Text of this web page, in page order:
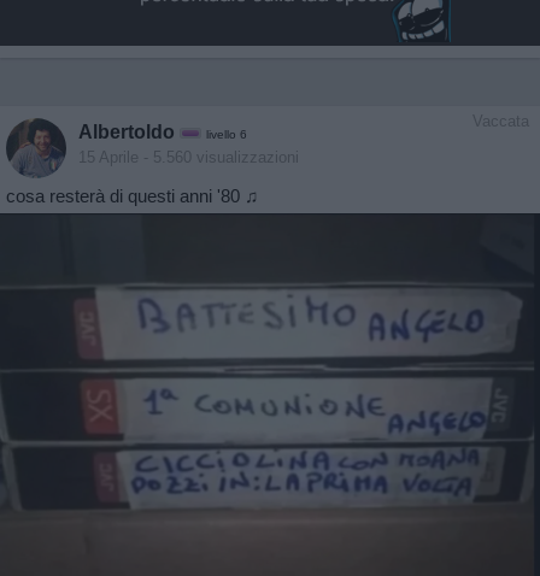
Vaccata
Albertoldo livello 6
15 Aprile - 5.560 visualizzazioni
cosa resterà di questi anni '80 ♫